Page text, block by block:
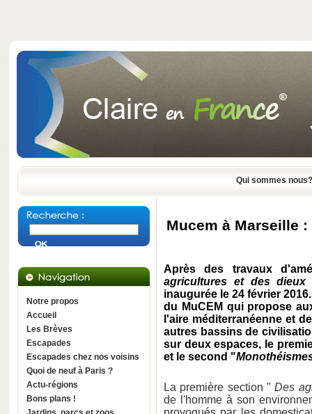
Qui sommes nous?
Notre propos
Accueil
Les Brèves
Escapades
Escapades chez nos voisins
Quoi de neuf à Paris ?
Actu-régions
Bons plans !
Mucem à Marseille
Après des travaux
agricultures et des
inaugurée le 24 février
du MuCEM qui propose
l'aire méditerranéenne et
autres bassins de
sur deux espaces, le
et le second "
La première section "Des
de l'homme à son